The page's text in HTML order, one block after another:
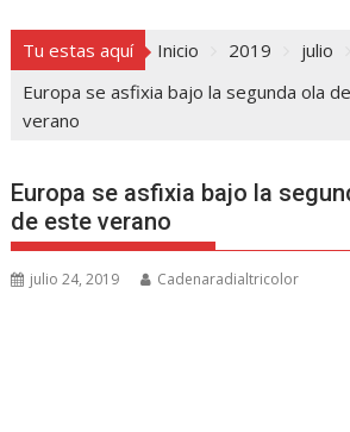
Tu estas aquí Inicio 2019 julio
Europa se asfixia bajo la segunda ola
verano
Europa se asfixia bajo la
de este verano
julio 24, 2019 Cadenaradialtricolor